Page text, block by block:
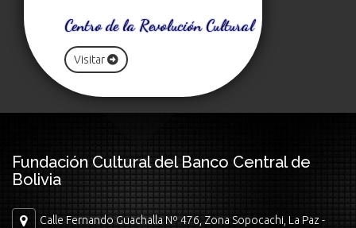
Centro de la Revolución Cultural
Visitar
Fundación Cultural del Banco Central de
Bolivia
Calle Fernando Guachalla Nº 476, Zona Sopocachi, La Paz -